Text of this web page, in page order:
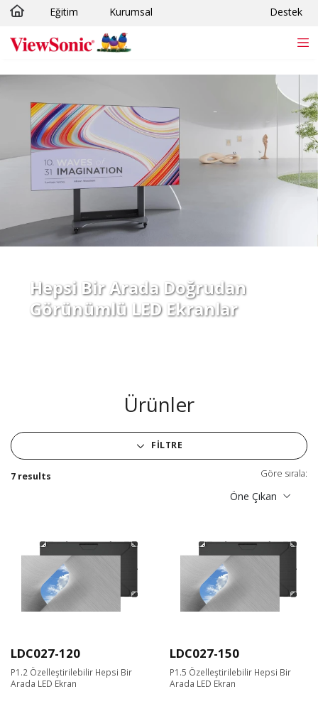
Skip to main content
Eğitim Kurumsal Destek
Hepsi Bir Arada Doğrudan
Görünümlü LED Ekranlar
Ürünler
FILTRE
7 results Göre sırala:
Öne Çıkan
LDC027-120
P1.2 Özelleştirilebilir Hepsi Bir
Arada LED Ekran
LDC027-150
P1.5 Özelleştirilebilir Hepsi Bir
Arada LED Ekran